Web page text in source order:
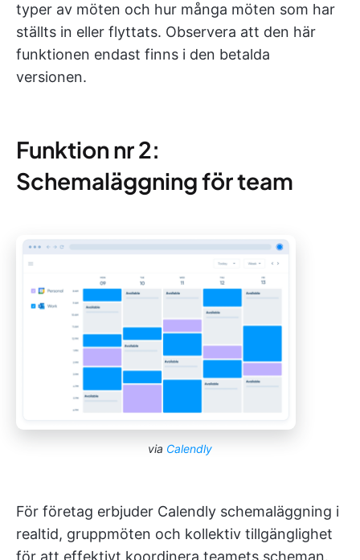
typer av möten och hur många möten som har
ställts in eller flyttats. Observera att den här
funktionen endast finns i den betalda
versionen.
Funktion nr 2:
Schemaläggning för team
via Calendly
För företag erbjuder Calendly schemaläggning i
realtid, gruppmöten och kollektiv tillgänglighet
för att effektivt koordinera teamets scheman.